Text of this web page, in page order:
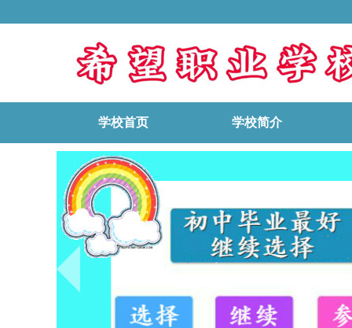
学校首页 学校简介